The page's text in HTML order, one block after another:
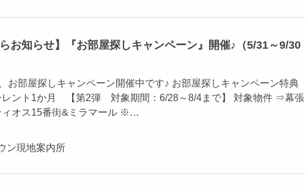
らお知らせ】『お部屋探しキャンペーン』開催♪（5/31～9/30
お部屋探しキャンペーン開催中です♪ お部屋探しキャンペーン特典
レント1か月 【第2弾 対象期間：6/28～8/4まで】 対象物件 ⇒幕張
ィオス15番街&ミラマール ※…
ン現地案内所